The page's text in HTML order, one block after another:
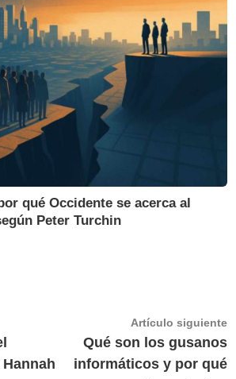
qué Occidente se acerca al
Peter Turchin
Artículo siguiente
Qué son los gusanos
informáticos y por qué